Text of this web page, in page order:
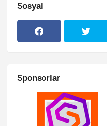
Sosyal
Sponsorlar